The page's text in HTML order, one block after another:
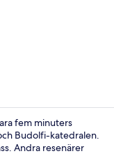
fem minuters
Budolfi-katedralen.
Andra resenärer